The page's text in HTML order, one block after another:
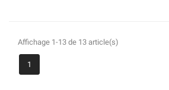
Affichage 1-13 de 13 article(s)
1